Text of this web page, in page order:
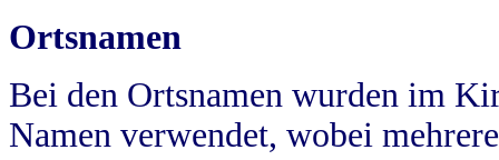
Ortsnamen
Bei den Ortsnamen wurden im
Namen verwendet, wobei